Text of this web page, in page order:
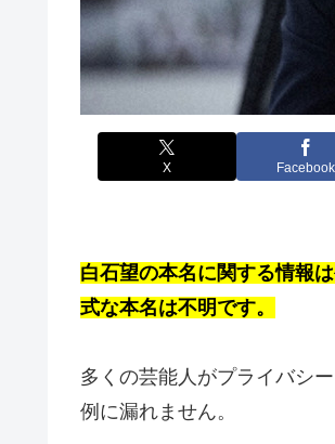
X Facebook
白石望の本名に関する情報
式な本名は不明です。
多くの芸能人がプライバシ
例に漏れません。